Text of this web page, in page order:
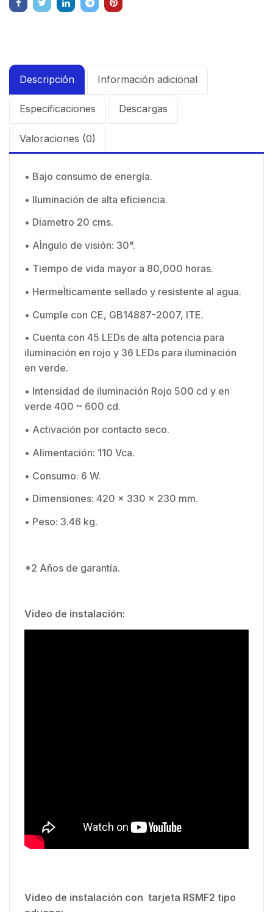
Descripción Información adicional
Especificaciones Descargas
Valoraciones (0)
• Bajo consumo de energía.
• Iluminación de alta eficiencia.
• Diametro 20 cms.
• AÌngulo de visión: 30°.
• Tiempo de vida mayor a 80,000 horas.
• HermeÌticamente sellado y resistente al agua.
• Cumple con CE, GB14887-2007, ITE.
• Cuenta con 45 LEDs de alta potencia para
iluminación en rojo y 36 LEDs para iluminación
en verde.
• Intensidad de iluminación Rojo 500 cd y en
verde 400 ~ 600 cd.
• Activación por contacto seco.
• Alimentación: 110 Vca.
• Consumo: 6 W.
• Dimensiones: 420 x 330 x 230 mm.
• Peso: 3.46 kg.
*2 Años de garantía.
Video de instalación:
Video de instalación con tarjeta RSMF2 tipo